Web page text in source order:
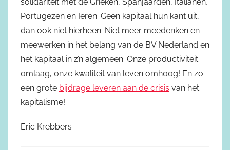
Portugezen en Ieren. Geen kapitaal hun kant uit,
dan ook niet hierheen. Niet meer meedenken en
meewerken in het belang van de BV Nederland en
het kapitaal in z’n algemeen. Onze productiviteit
omlaag, onze kwaliteit van leven omhoog! En zo
een grote bijdrage leveren aan de crisis van het
kapitalisme!
Eric Krebbers